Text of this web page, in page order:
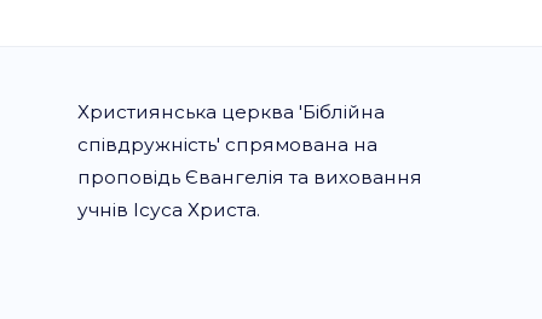
Християнська церква 'Біблійна
співдружність' спрямована на
проповідь Євангелія та виховання
учнів Ісуса Христа.